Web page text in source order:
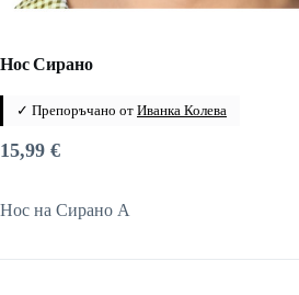
Нос Сирано
✓ Препоръчано от Иванка Колева
15,99 €
Нос на Сирано A